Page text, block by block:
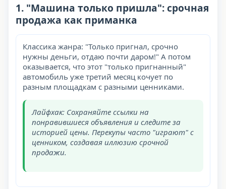
1. "Машина только пришла": срочная
продажа как приманка
Классика жанра: "Только пригнал, срочно
нужны деньги, отдаю почти даром!" А потом
оказывается, что этот "только пригнанный"
автомобиль уже третий месяц кочует по
разным площадкам с разными ценниками.
Лайфхак: Сохраняйте ссылки на
понравившиеся объявления и следите за
историей цены. Перекупы часто "играют" с
ценником, создавая иллюзию срочной
продажи.